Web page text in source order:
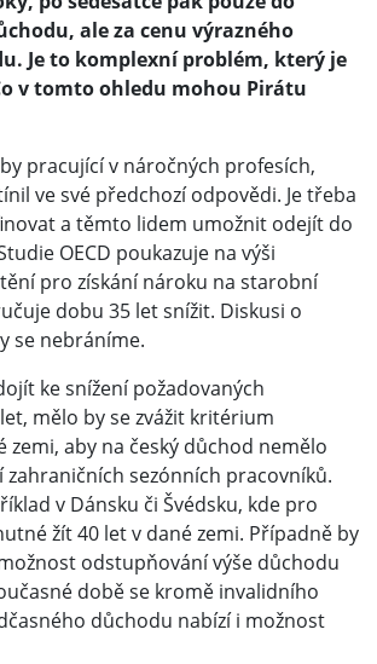
ale za cenu výrazného
Je to komplexní problém, který je
v tomto ohledu mohou Pirátu
pracující v náročných profesích,
ve své předchozí odpovědi. Je třeba
a těmto lidem umožnit odejít do
OECD poukazuje na výši
pro získání nároku na starobní
dobu 35 let snížit. Diskusi o
se nebráníme.
ke snížení požadovaných
mělo by se zvážit kritérium
zemi, aby na český důchod nemělo
zahraničních sezónních pracovníků.
v Dánsku či Švédsku, kde pro
žít 40 let v dané zemi. Případně by
odstupňování výše důchodu
době se kromě invalidního
důchodu nabízí i možnost